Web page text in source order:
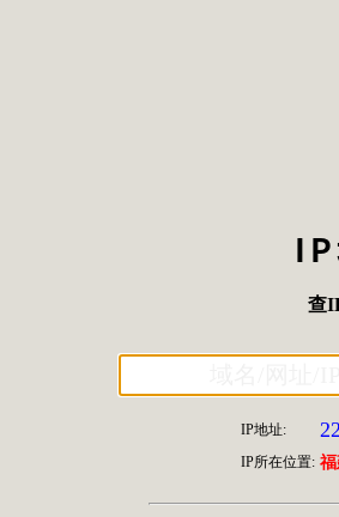
查
IP地址:
IP所在位置: